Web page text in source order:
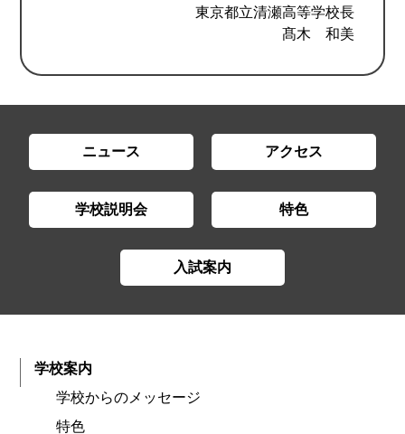
東京都立清瀬高等学校長
髙木 和美
ニュース アクセス
学校説明会 特色
入試案内
学校案内
学校からのメッセージ
特色